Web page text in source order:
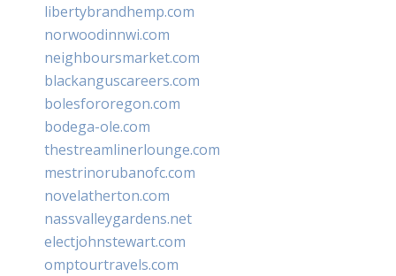
libertybrandhemp.com
norwoodinnwi.com
neighboursmarket.com
blackanguscareers.com
bolesfororegon.com
bodega-ole.com
thestreamlinerlounge.com
mestrinorubanofc.com
novelatherton.com
nassvalleygardens.net
electjohnstewart.com
omptourtravels.com